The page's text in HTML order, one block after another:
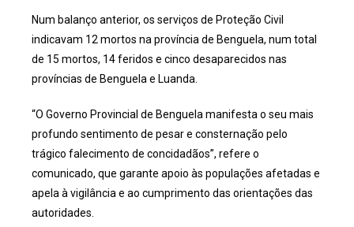
Num balanço anterior, os serviços de Proteção Civil
indicavam 12 mortos na província de Benguela, num total
de 15 mortos, 14 feridos e cinco desaparecidos nas
províncias de Benguela e Luanda.
“O Governo Provincial de Benguela manifesta o seu mais
profundo sentimento de pesar e consternação pelo
trágico falecimento de concidadãos”, refere o
comunicado, que garante apoio às populações afetadas e
apela à vigilância e ao cumprimento das orientações das
autoridades.